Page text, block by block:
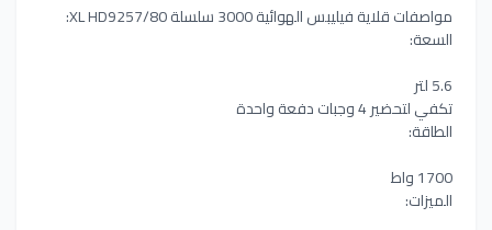
مواصفات قلاية فيليبس الهوائية 3000 سلسلة XL HD9257/80:
السعة:
5.6 لتر
تكفي لتحضير 4 وجبات دفعة واحدة
الطاقة:
1700 واط
الميزات: